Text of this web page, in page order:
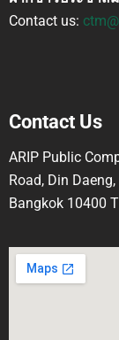
Contact us:
Contact Us
ARIP Public
Road, Din Daeng,
Bangkok 10400